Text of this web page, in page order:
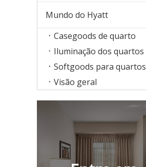
Mundo do Hyatt
Casegoods de quarto
Iluminação dos quartos
Softgoods para quartos
Visão geral